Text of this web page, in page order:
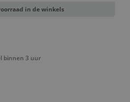
in de winkels
binnen 3 uur